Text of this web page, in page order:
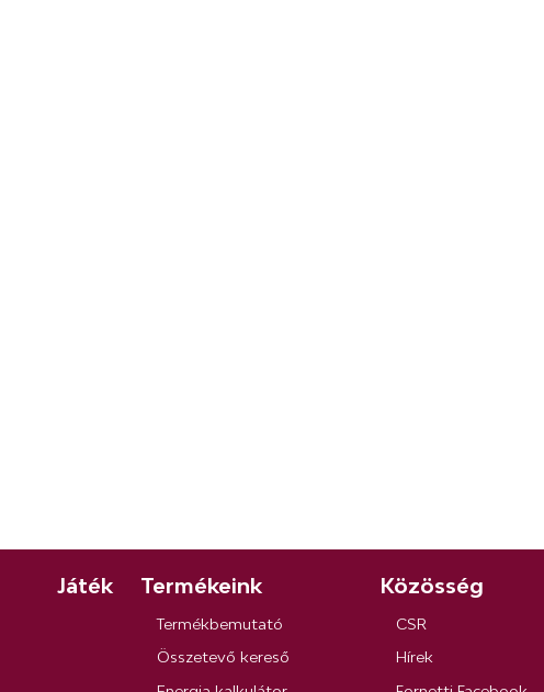
Játék Termékeink
Termékbemutató
Összetevő kereső
Közösség
CSR
Hírek